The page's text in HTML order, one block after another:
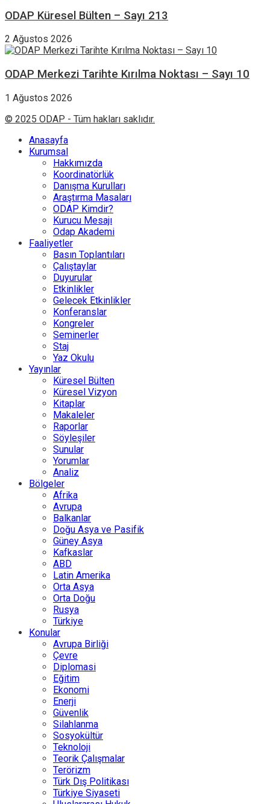
ODAP Küresel Bülten – Sayı 213
2 Ağustos 2026
ODAP Merkezi Tarihte Kırılma Noktası – Sayı 10
1 Ağustos 2026
© 2025 ODAP - Tüm hakları saklıdır.
Anasayfa
Kurumsal
Hakkımızda
Koordinatörlük
Danışma Kurulları
Araştırma Masaları
ODAP Kimdir?
Kurucu Mesajı
Odap Akademi
Faaliyetler
Basın Toplantıları
Çalıştaylar
Duyurular
Etkinlikler
Gelecek Etkinlikler
Konferanslar
Kongreler
Seminerler
Staj
Yaz Okulu
Yayınlar
Küresel Bülten
Küresel Vizyon
Kitaplar
Makaleler
Raporlar
Söyleşiler
Sunular
Yorumlar
Analiz
Bölgeler
Afrika
Avrupa
Balkanlar
Doğu Asya ve Pasifik
Güney Asya
Kafkaslar
ABD
Latin Amerika
Orta Asya
Orta Doğu
Rusya
Türkiye
Konular
Avrupa Birliği
Çevre
Diplomasi
Eğitim
Ekonomi
Enerji
Güvenlik
Silahlanma
Sosyokültür
Teknoloji
Teorik Çalışmalar
Terörizm
Türk Dış Politikası
Türkiye Siyaseti